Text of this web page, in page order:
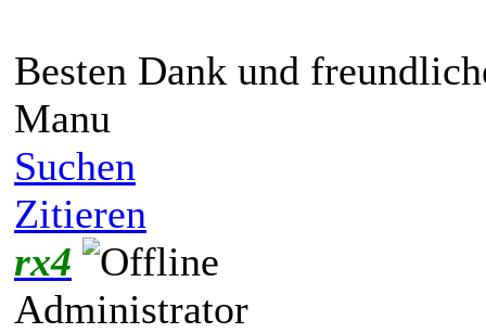
Besten Dank und
Manu
Suchen
Zitieren
rx4
Administrator